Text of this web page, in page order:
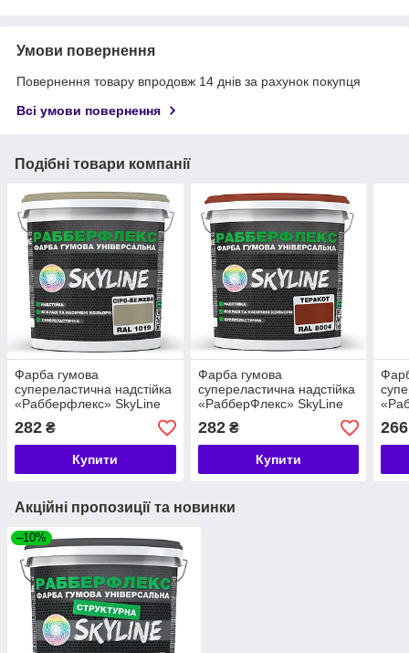
Умови повернення
Повернення товару впродовж 14 днів за рахунок покупця
Всі умови повернення
Подібні товари компанії
Фарба гумова
супереластична надстійка
«Рабберфлекс» SkyLine
Сіро-бежева RAL 1019 1,2
кг
282 ₴
Купити
Фарба гумова
супереластична надстійка
«РабберФлекс» SkyLine
Теракот RAL 8004 1,2 кг
282₴
Купити
266
Акційні пропозиції та новинки
–10%